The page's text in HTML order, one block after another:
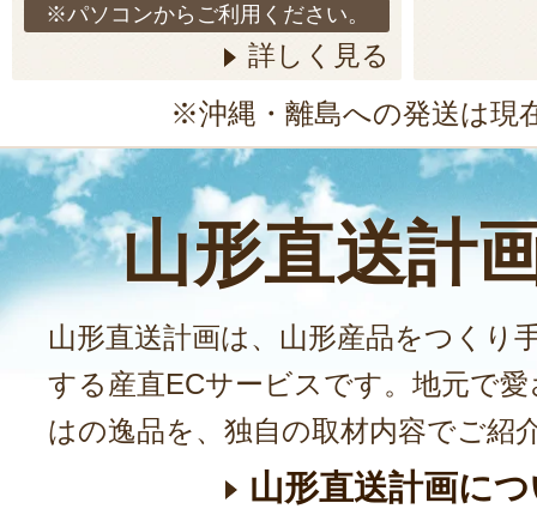
※パソコンからご利用ください。
詳しく見る
※沖縄・離島への発送は現
山形直送計
山形直送計画は、山形産品をつくり
する産直ECサービスです。地元で
はの逸品を、独自の取材内容でご紹
山形直送計画に